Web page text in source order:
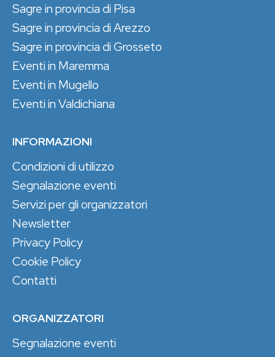
Sagre in provincia di Pisa
Sagre in provincia di Arezzo
Sagre in provincia di Grosseto
Eventi in Maremma
Eventi in Mugello
Eventi in Valdichiana
INFORMAZIONI
Condizioni di utilizzo
Segnalazione eventi
Servizi per gli organizzatori
Newsletter
Privacy Policy
Cookie Policy
Contatti
ORGANIZZATORI
Segnalazione eventi